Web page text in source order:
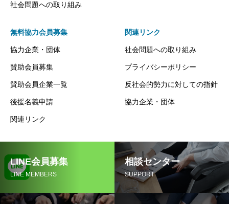
社会問題への取り組み
無料協力会員募集
協力企業・団体
賛助会員募集
賛助会員企業一覧
後援名義申請
関連リンク
関連リンク
社会問題への取り組み
プライバシーポリシー
反社会的勢力に対しての指針
協力企業・団体
LINE会員募集
LINE MEMBERS
相談センター
SUPPORT